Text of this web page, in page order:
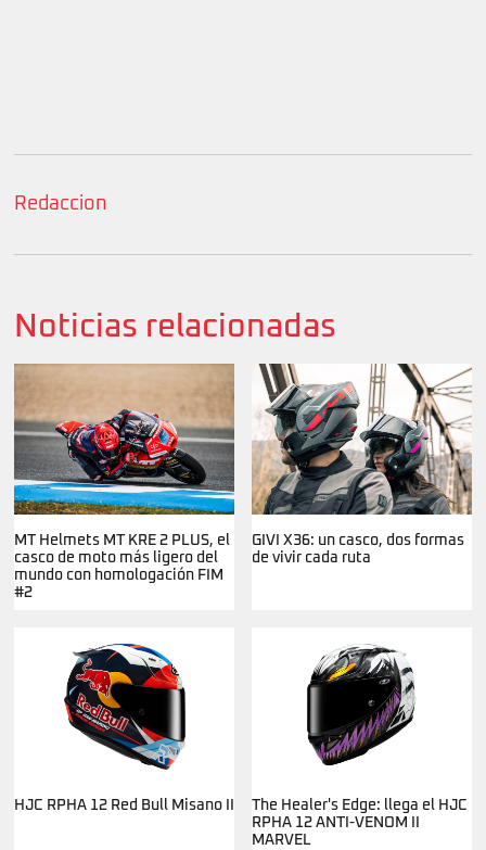
Redaccion
Noticias relacionadas
MT Helmets MT KRE 2 PLUS, el
casco de moto más ligero del
mundo con homologación FIM
#2
GIVI X36: un casco, dos formas
de vivir cada ruta
HJC RPHA 12 Red Bull Misano II
The Healer's Edge: llega el HJC
RPHA 12 ANTI-VENOM II
MARVEL